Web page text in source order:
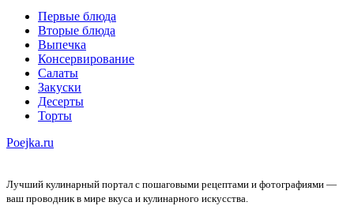
Первые блюда
Вторые блюда
Выпечка
Консервирование
Салаты
Закуски
Десерты
Торты
Poejka.ru
Лучший кулинарный портал с пошаговыми рецептами и фотографиями —
ваш проводник в мире вкуса и кулинарного искусства.